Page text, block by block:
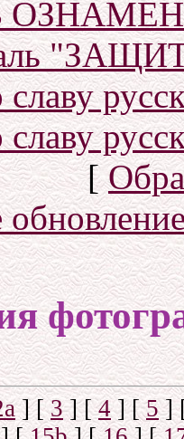
[
] [3] [4] [5]